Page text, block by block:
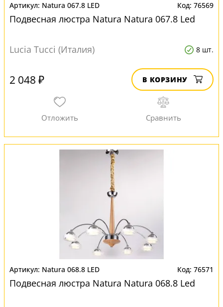
Natura 067.8 LED 76569
Подвесная люстра Natura Natura 067.8 Led
Lucia Tucci (Италия) 8 шт.
2 048 ₽ В КОРЗИНУ
Natura 068.8 LED 76571
Подвесная люстра Natura Natura 068.8 Led